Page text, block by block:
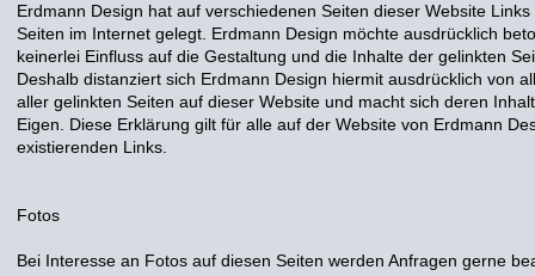
Erdmann Design hat auf verschiedenen Seiten dieser Website
Seiten im Internet gelegt. Erdmann Design möchte ausdrücklich
keinerlei Einfluss auf die Gestaltung und die Inhalte der gelinkten
Deshalb distanziert sich Erdmann Design hiermit ausdrücklich von
aller gelinkten Seiten auf dieser Website und macht sich deren
Eigen. Diese Erklärung gilt für alle auf der Website von Erdmann
existierenden Links.
Fotos
Bei Interesse an Fotos auf diesen Seiten werden Anfragen gerne